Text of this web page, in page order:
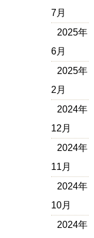
7月
2025年
6月
2025年
2月
2024年
12月
2024年
11月
2024年
10月
2024年